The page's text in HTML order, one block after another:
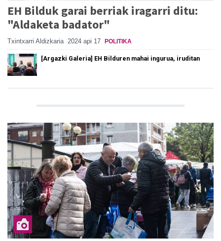
EH Bilduk garai berriak iragarri ditu:
"Aldaketa badator"
Txintxarri Aldizkaria 2024 api 17 POLITIKA
[Argazki Galeria] EH Bilduren mahai ingurua, iruditan